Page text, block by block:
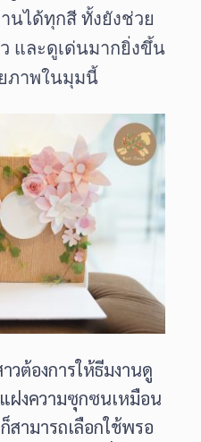
นได้ทุกสี ทั้งยังช่วย
และดูเด่นมากยิ่งขึ้น
ภาพในมุมนี้
วต้องการให้ธีมงานดู
ฝงความซุกซนเหมือน
สามารถเลือกใช้พรอ